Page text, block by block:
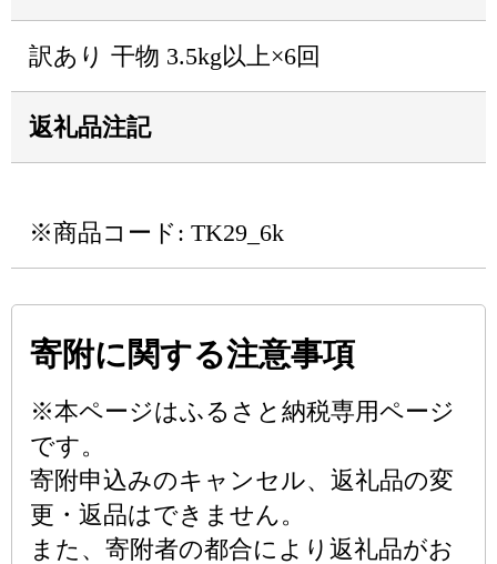
訳あり 干物 3.5kg以上×6回
返礼品注記
※商品コード: TK29_6k
寄附に関する注意事項
※本ページはふるさと納税専用ページ
です。
寄附申込みのキャンセル、返礼品の変
更・返品はできません。
また、寄附者の都合により返礼品がお